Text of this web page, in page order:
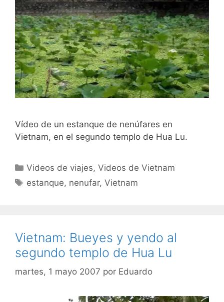
Vídeo de un estanque de nenúfares en
Vietnam, en el segundo templo de Hua Lu.
Categorías
Videos de viajes,Videos de Vietnam
Etiquetas
estanque, nenufar,Vietnam
Vietnam: Bueyes y yendo al
segundo templo de Hua Lu
martes, 1 mayo 2007 por Eduardo